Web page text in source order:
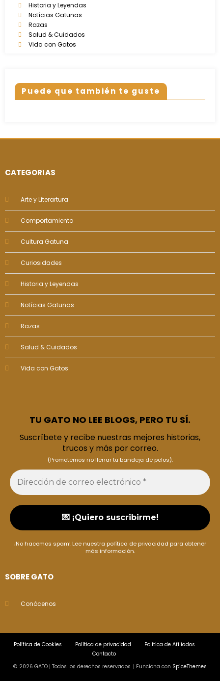
Historia y Leyendas
Notícias Gatunas
Razas
Salud & Cuidados
Vida con Gatos
Puede que también te guste
CATEGORÍAS
Arte y Literartura
Comportamiento
Cultura Gatuna
Curiosidades
Historia y Leyendas
Notícias Gatunas
Razas
Salud & Cuidados
Vida con Gatos
TU GATO NO LEE BLOGS, PERO TU SÍ.
Suscríbete y recibe nuestras mejores historias,
trucos y más por correo.
(Prometemos no llenar tu bandeja de pelos).
¡No hacemos spam! Lee nuestra política de privacidad para obtener
más información.
SOBRE GATO
Conócenos
Política de Cookies Política de privacidad
Política de Afiliados
Contacto
© 2026 GATO | Todos los derechos reservados. | Funciona con SpiceThemes